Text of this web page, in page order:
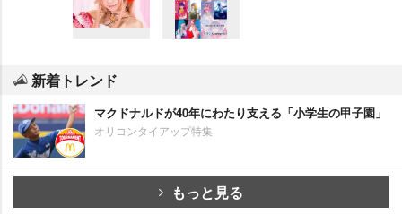
新着トレンド
マクドナルドが40年にわたり支える「小学生の甲子園」
オリコンタイアップ特集
もっと見る